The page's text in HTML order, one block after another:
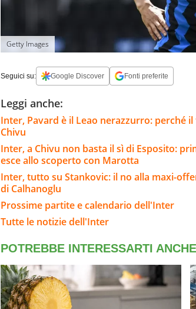
Getty Images
Seguici su: Google Discover Fonti preferite
Leggi anche:
Inter, Pavard è il Leao nerazzurro: perché
Chivu
Inter, a Chivu non basta il sì di Esposito:
esce allo scoperto con Marotta
Inter, tutto su Stankovic: il no alla maxi-
di Calhanoglu
Prossime partite e calendario dell'Inter
Tutte le notizie dell'Inter